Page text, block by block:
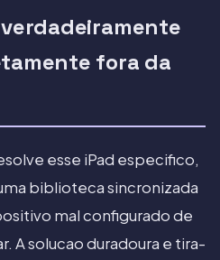
fora da
esse iPad especifico,
biblioteca sincronizada
mal configurado de
A solucao duradoura e tira-